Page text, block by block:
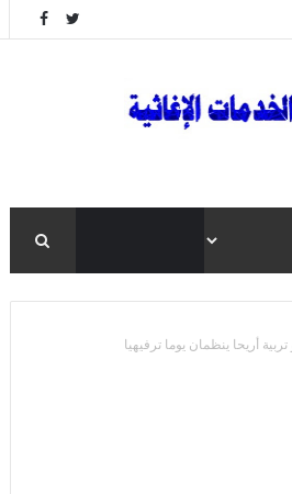
تربية أريحا ينظمان يوما ترفيهيا